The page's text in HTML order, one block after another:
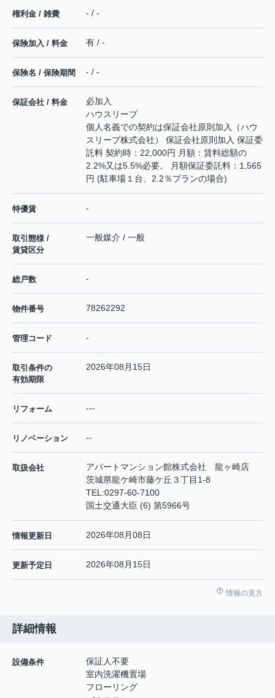
権利金 / 雑費 - / -
保険加入 / 料金 有 / -
保険名 / 保険期間 - / -
保証会社 / 料金
必加入
ハウスリーブ
個人名義での契約は保証会社原則加入（ハウ
スリーブ株式会社） 保証会社原則加入 保証委
託料 契約時：22,000円 月額：賃料総額の
2.2%又は5.5%必要。 月額保証委託料：1,565
円 (駐車場１台、2.2％プランの場合)
特優賃 -
取引態様 /
賃貸区分
一般媒介 / 一般
総戸数 -
物件番号 78262292
管理コード -
取引条件の
有効期限
2026年08月15日
リフォーム ---
リノベーション --
取扱会社
アパートマンション館株式会社 龍ヶ崎店
茨城県龍ケ崎市藤ケ丘３丁目1-8
TEL:0297-60-7100
国土交通大臣 (6) 第5966号
情報更新日 2026年08月08日
更新予定日 2026年08月15日
情報の見方
詳細情報
設備条件
保証人不要
室内洗濯機置場
フローリング